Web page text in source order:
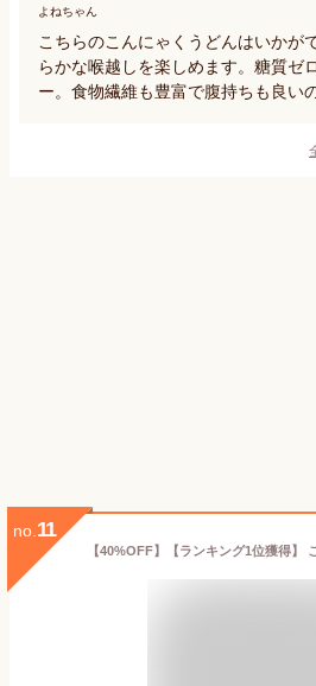
よねちゃん
こちらのこんにゃくうどんはいかが
らかな喉越しを楽しめます。糖質ゼ
ー。食物繊維も豊富で腹持ちも良い
no. 11